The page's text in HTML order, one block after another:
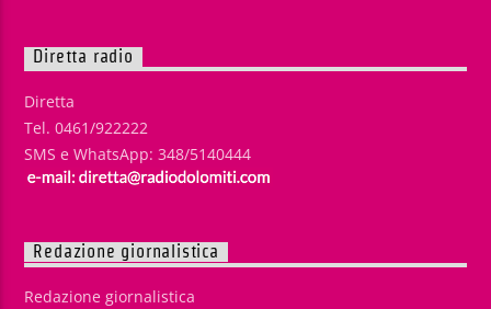
Diretta radio
Diretta
Tel. 0461/922222
SMS e WhatsApp: 348/5140444
Redazione giornalistica
Redazione giornalistica